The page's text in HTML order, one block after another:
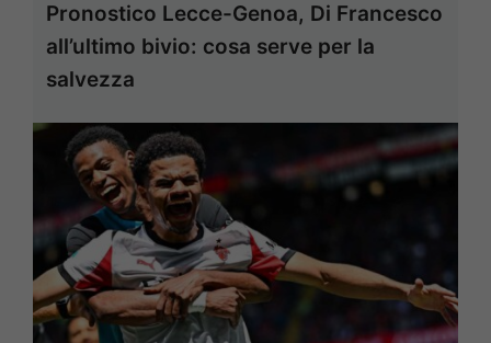
Pronostico Lecce-Genoa, Di Francesco
all’ultimo bivio: cosa serve per la
salvezza